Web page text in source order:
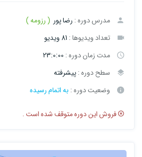
مدرس دوره : رضا پور ( رزومه )
تعداد ویدیوها : 81 ویدیو
مدت زمان دوره : 23:0:00
سطح دوره :پیشرفته
وضعیت دوره : به اتمام رسیده
فروش این دوره متوقف شده است .